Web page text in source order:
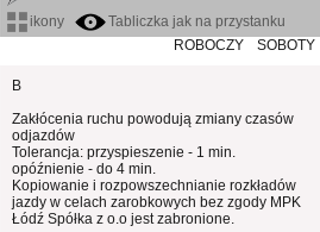
ikony
Tabliczka jak na przystanku
ROBOCZY
SOBOTY
B
Zakłócenia ruchu powodują zmiany czasów
odjazdów
Tolerancja: przyspieszenie - 1 min.
opóźnienie - do 4 min.
Kopiowanie i rozpowszechnianie rozkładów
jazdy w celach zarobkowych bez zgody MPK
Łódź Spółka z o.o jest zabronione.